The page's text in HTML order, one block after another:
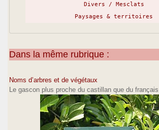
Divers / Mesclats
Paysages & territoires
Dans la même rubrique :
Noms d’arbres et de végétaux
Le gascon plus proche du castillan que du français